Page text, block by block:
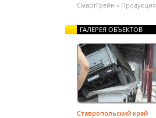
ГАЛЕРЕЯ ОБЪЕКТОВ
Ставропольский край
СмартГрейн » Продукция